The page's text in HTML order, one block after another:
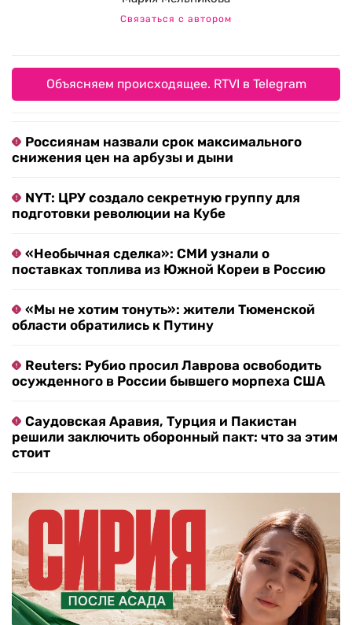
Связаться с автором
Объясняем происходящее. RTVI в Telegram
Россиянам назвали срок максимального
снижения цен на арбузы и дыни
NYT: ЦРУ создало секретную группу для
подготовки революции на Кубе
«Необычная сделка»: СМИ узнали о
поставках топлива из Южной Кореи в Россию
«Мы не хотим тонуть»: жители Тюменской
области обратились к Путину
Reuters: Рубио просил Лаврова освободить
осужденного в России бывшего морпеха США
Саудовская Аравия, Турция и Пакистан
решили заключить оборонный пакт: что за этим
стоит